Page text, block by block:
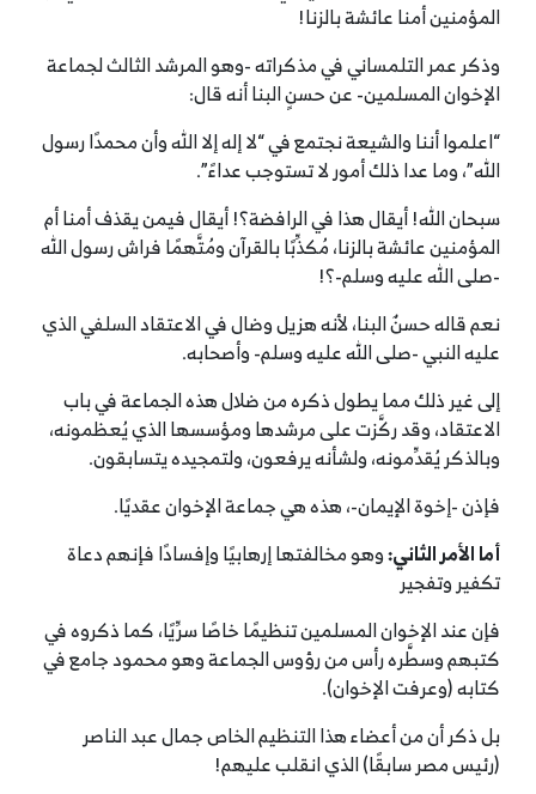
المؤمنين أمنا عائشة بالزنا!
وذكر عمر التلمساني في مذكراته -وهو المرشد الثالث لجماعة
الإخوان المسلمين- عن حسنٍ البنا أنه قال:
“اعلموا أننا والشيعة نجتمع في “لا إله إلا الله وأن محمدًا رسول
الله”، وما عدا ذلك أمور لا تستوجب عداءً”.
سبحان الله! أيقال هذا في الرافضة؟! أيقال فيمن يقذف أمنا أم
المؤمنين عائشة بالزنا، مُكذِّبًا بالقرآن ومُتَّهمًا فراش رسول الله
-صلى الله عليه وسلم-؟!
نعم قاله حسنٌ البنا، لأنه هزيل وضال في الاعتقاد السلفي الذي
عليه النبي -صلى الله عليه وسلم- وأصحابه.
إلى غير ذلك مما يطول ذكره من ضلال هذه الجماعة في باب
الاعتقاد، وقد ركَّزت على مرشدها ومؤسسها الذي يُعظمونه،
وبالذكر يُقدِّمونه، ولشأنه يرفعون، ولتمجيده يتسابقون.
فإذن -إخوة الإيمان-، هذه هي جماعة الإخوان عقديًا.
أما الأمر الثاني:وهو مخالفتها إرهابيًا وإفسادًا فإنهم دعاة
تكفير وتفجير
فإن عند الإخوان المسلمين تنظيمًا خاصًا سرِّيًا، كما ذكروه في
كتبهم وسطَّره رأس من رؤوس الجماعة وهو محمود جامع في
كتابه (وعرفت الإخوان).
بل ذكر أن من أعضاء هذا التنظيم الخاص جمال عبد الناصر
(رئيس مصر سابقًا) الذي انقلب عليهم!